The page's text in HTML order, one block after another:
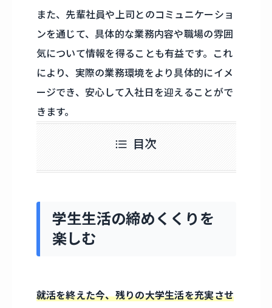
また、先輩社員や上司とのコミュニケーショ
ンを通じて、具体的な業務内容や職場の雰囲
気について情報を得ることも有益です。これ
により、実際の業務環境をより具体的にイメ
ージでき、安心して入社日を迎えることがで
きます。
目次
学生生活の締めくくりを
楽しむ
就活を終えた今、残りの大学生活を充実させ